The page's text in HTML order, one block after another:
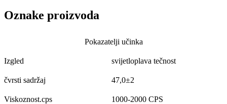
Oznake proizvoda
Pokazatelji učinka
Izgled svijetloplava tečnost
čvrsti sadržaj 47,0±2
Viskoznost.cps 1000-2000 CPS